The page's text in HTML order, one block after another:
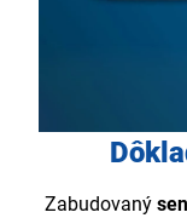
Zabudovaný